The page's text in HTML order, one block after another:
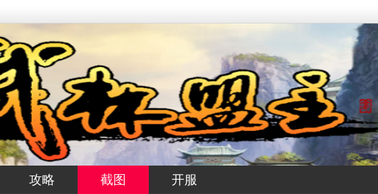
攻略 截图 开服